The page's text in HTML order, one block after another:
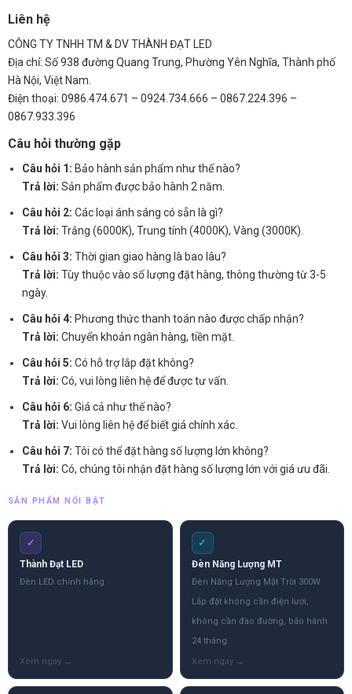
Liên hệ
CÔNG TY TNHH TM & DV THÀNH ĐẠT LED
Địa chỉ: Số 938 đường Quang Trung, Phường Yên Nghĩa, Thành phố
Hà Nội, Việt Nam.
Điện thoại: 0986.474.671 – 0924.734.666 – 0867.224.396 –
0867.933.396
Câu hỏi thường gặp
Câu hỏi 1: Bảo hành sản phẩm như thế nào?
Trả lời: Sản phẩm được bảo hành 2 năm.
Câu hỏi 2: Các loại ánh sáng có sẵn là gì?
Trả lời: Trắng (6000K), Trung tính (4000K), Vàng (3000K).
Câu hỏi 3: Thời gian giao hàng là bao lâu?
Trả lời: Tùy thuộc vào số lượng đặt hàng, thông thường từ 3-5
ngày.
Câu hỏi 4: Phương thức thanh toán nào được chấp nhận?
Trả lời: Chuyển khoản ngân hàng, tiền mặt.
Câu hỏi 5: Có hỗ trợ lắp đặt không?
Trả lời: Có, vui lòng liên hệ để được tư vấn.
Câu hỏi 6: Giá cả như thế nào?
Trả lời: Vui lòng liên hệ để biết giá chính xác.
Câu hỏi 7: Tôi có thể đặt hàng số lượng lớn không?
Trả lời: Có, chúng tôi nhận đặt hàng số lượng lớn với giá ưu đãi.
SẢN PHẨM NỔI BẬT
✓
Thành Đạt LED
Đèn LED chính hãng
✓
Đèn Năng Lượng MT
Đèn Năng Lượng Mặt Trời 300W
Lắp đặt không cần điện lưới,
không cần đào đường, bảo hành
24 tháng.